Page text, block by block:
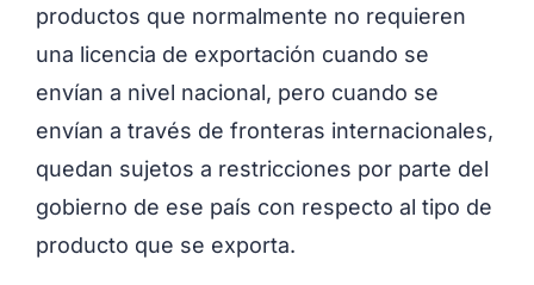
productos que normalmente no requieren
una licencia de exportación cuando se
envían a nivel nacional, pero cuando se
envían a través de fronteras internacionales,
quedan sujetos a restricciones por parte del
gobierno de ese país con respecto al tipo de
producto que se exporta.